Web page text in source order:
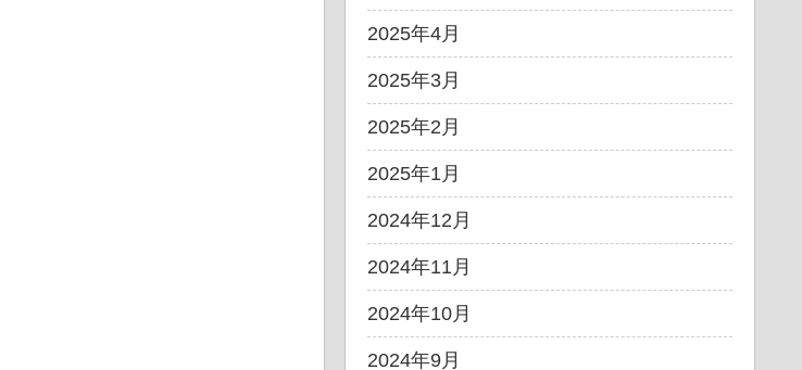
2025年4月
2025年3月
2025年2月
2025年1月
2024年12月
2024年11月
2024年10月
2024年9月